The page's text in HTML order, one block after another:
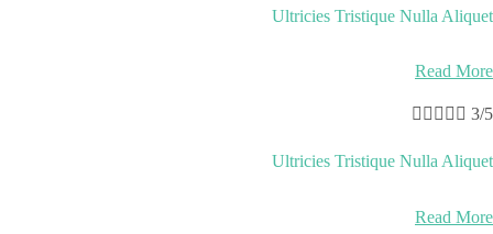
Ultricies Tristique Nulla Aliquet
Read More
     3/5
Ultricies Tristique Nulla Aliquet
Read More